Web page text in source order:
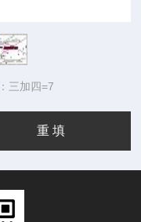
三加四=7